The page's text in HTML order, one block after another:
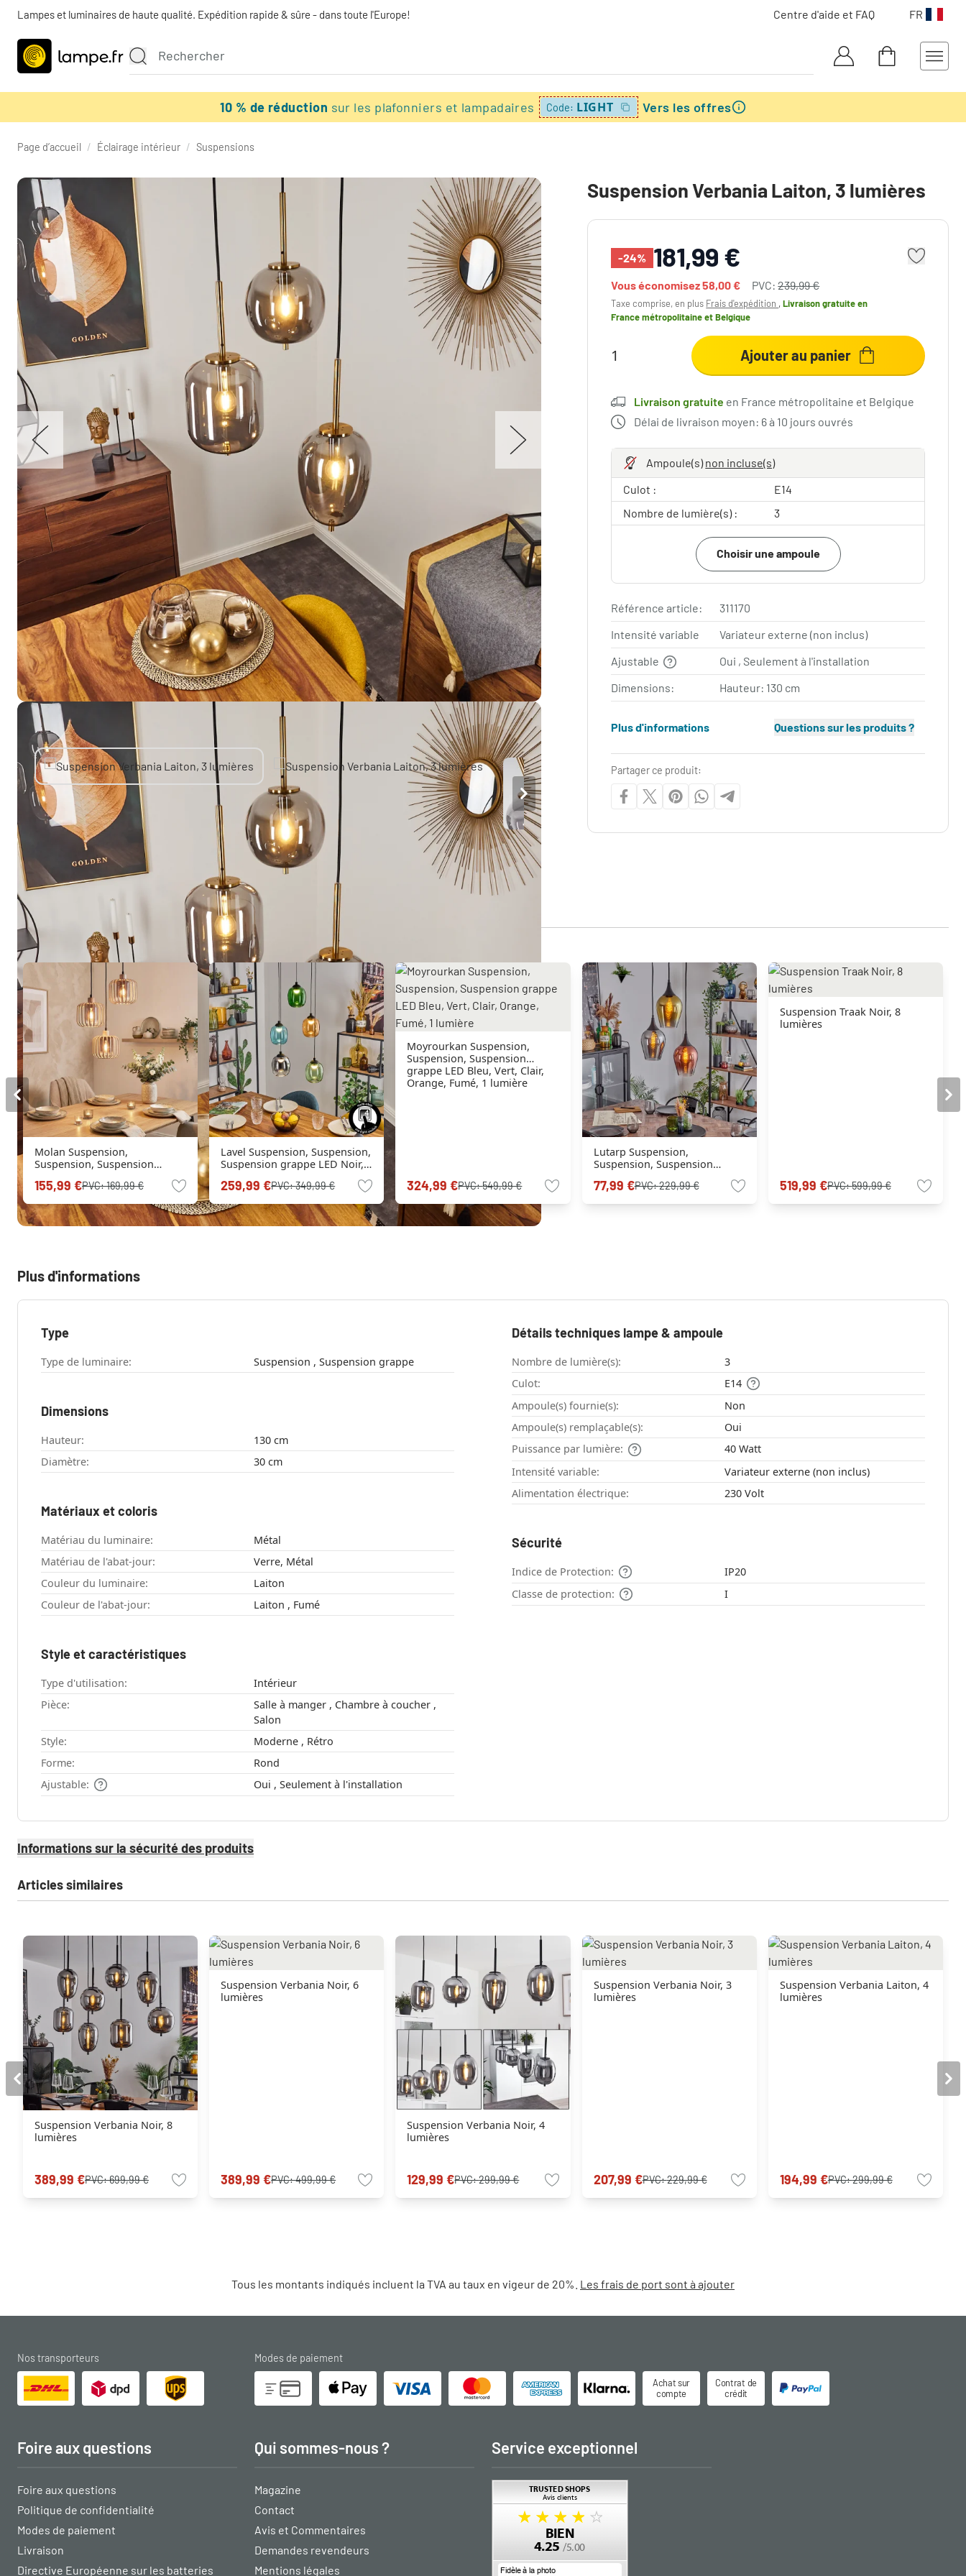
Lampes et luminaires de haute qualité. Expédition rapide & sûre - dans toute l'Europe! Centre d'aide et FAQ FR
10 % de réduction sur les plafonniers et lampadaires Code: LIGHT Vers les offres
Page d’accueil / Éclairage intérieur / Suspensions
Suspension Verbania Laiton, 3 lumières
-24% 181,99 €
Vous économisez58,00 € PVC:239,99 €
Taxe comprise, en plus Frais d'expédition ,Livraison gratuiteen
France métropolitaine et Belgique
Ajouter au panier
Livraison gratuite en France métropolitaine et Belgique
Délai de livraison moyen: 6 à 10 jours ouvrés
Ampoule(s)non incluse(s)
Culot :
E14
Nombre de lumière(s) :
3
Choisir une ampoule
Référence article:
311170
Intensité variable
Variateur externe (non inclus)
Ajustable
Oui , Seulement à l'installation
Dimensions:
Hauteur: 130 cm
Plus d'informations Questions sur les produits ?
Partager ce produit:
Autres produits similaires
Molan Suspension,
Suspension, Suspension
155,99 €PVC:169,99 €
Lavel Suspension, Suspension,
Suspension grappe LED Noir, 1
259,99 €PVC:349,99 €
Moyrourkan Suspension,
Suspension, Suspension
grappe LED Bleu, Vert, Clair,
Orange, Fumé, 1 lumière
324,99 €PVC:549,99 €
Lutarp Suspension,
Suspension, Suspension
grappe Or, Clair, Cuivré, Fumé,
3 lumières
77,99 €PVC:229,99 €
Suspension Traak Noir, 8
lumières
519,99 €PVC:599,99 €
Plus d'informations
Type
Type de luminaire: Suspension , Suspension grappe
Dimensions
Hauteur:
130 cm
Diamètre:
30 cm
Matériaux et coloris
Matériau du luminaire:
Métal
Matériau de l'abat-jour:
Verre, Métal
Couleur du luminaire:
Laiton
Couleur de l'abat-jour:
Laiton , Fumé
Style et caractéristiques
Type d'utilisation:
Intérieur
Pièce:
Salle à manger , Chambre à coucher ,
Salon
Style:
Moderne , Rétro
Forme:
Rond
Ajustable:
Oui , Seulement à l'installation
Détails techniques lampe & ampoule
Nombre de lumière(s):
3
Culot:
E14
Ampoule(s) fournie(s):
Non
Ampoule(s) remplaçable(s):
Oui
Puissance par lumière:
40 Watt
Intensité variable:
Variateur externe (non inclus)
Alimentation électrique:
230 Volt
Sécurité
Indice de Protection:
IP20
Classe de protection:
I
Informations sur la sécurité des produits
Articles similaires
Suspension Verbania Noir, 8
lumières
389,99 €PVC:699,99 €
Suspension Verbania Noir, 6
lumières
389,99 €PVC:499,99 €
Suspension Verbania Noir, 4
lumières
129,99 €PVC:299,99 €
Suspension Verbania Noir, 3
lumières
207,99 €PVC:229,99 €
Suspension Verbania Laiton, 4
lumières
194,99 €PVC:299,99 €
Tous les montants indiqués incluent la TVA au taux en vigeur de 20%. Les frais de port sont à ajouter
Nos transporteurs Modes de paiement
Achat sur
compte
Contrat de
crédit
Foire aux questions
Foire aux questions
Politique de confidentialité
Modes de paiement
Livraison
Directive Européenne sur les batteries
Qui sommes-nous ?
Magazine
Contact
Avis et Commentaires
Demandes revendeurs
Mentions légales
Service exceptionnel